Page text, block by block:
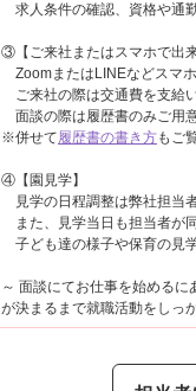
求人条件の確認、資格や通
③【ご来社またはスマホで出
ZoomまたはLINEなどスマ
ご来社の際は交通費を支給
面談の際は履歴書のみご用
※併せて履歴書の書き方もご
④【園見学】
見学の日程調整は弊社担当
また、見学当日も担当者が
子ども達の様子や保育の見
～ 面談にてお仕事を始める
が決まるまで就職活動をしっ